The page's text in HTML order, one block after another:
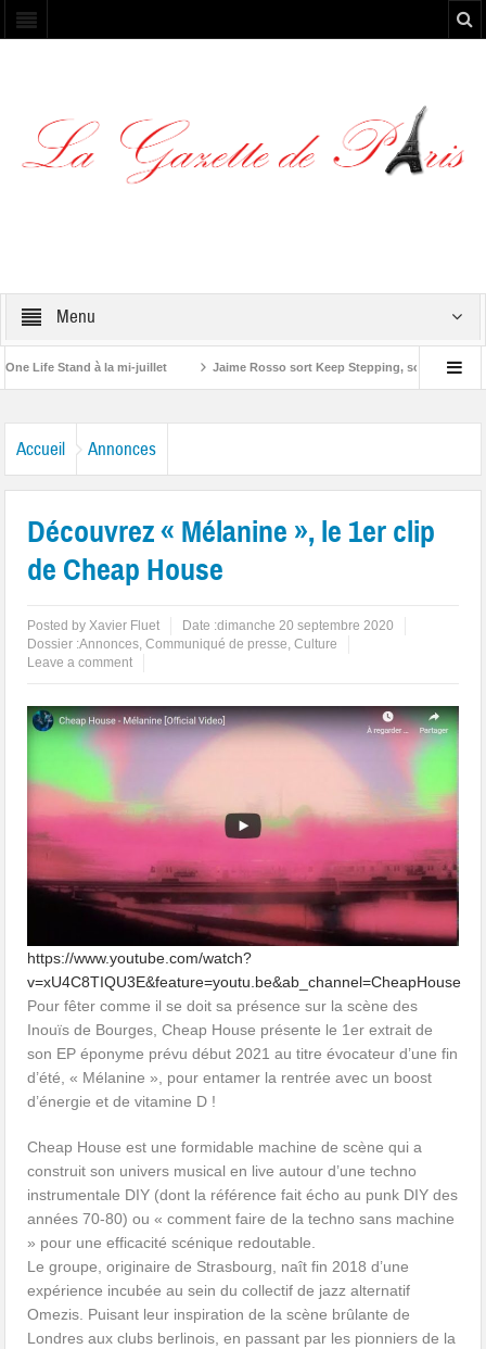
Menu
Stand à la mi-juillet Jaime Rosso sort Keep Stepping, son nouvel EP
Accueil Annonces
Découvrez « Mélanine », le 1er clip
de Cheap House
Posted byXavier Fluet Date :dimanche 20 septembre 2020
Dossier :Annonces,Communiqué de presse,Culture
Leave a comment
https://www.youtube.com/watch?
v=xU4C8TIQU3E&feature=youtu.be&ab_channel=CheapHouse
Pour fêter comme il se doit sa présence sur la scène des
Inouïs de Bourges, Cheap House présente le 1er extrait de
son EP éponyme prévu début 2021 au titre évocateur d’une fin
d’été, « Mélanine », pour entamer la rentrée avec un boost
d’énergie et de vitamine D !
Cheap House est une formidable machine de scène qui a
construit son univers musical en live autour d’une techno
instrumentale DIY (dont la référence fait écho au punk DIY des
années 70-80) ou « comment faire de la techno sans machine
» pour une efficacité scénique redoutable.
Le groupe, originaire de Strasbourg, naît fin 2018 d’une
expérience incubée au sein du collectif de jazz alternatif
Omezis. Puisant leur inspiration de la scène brûlante de
Londres aux clubs berlinois, en passant par les pionniers de la